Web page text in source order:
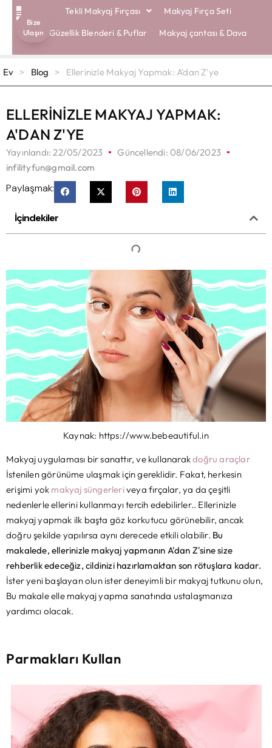
Bize
Ulaşın
Tekli Makyaj Fırçası
Makyaj Fırça Seti
Güzellik Blenderi & Puflar
Makyaj çantası & Dava
Ev > Blog > Ellerinizle Makyaj Yapmak: A'dan Z'ye
ELLERINIZLE MAKYAJ YAPMAK:
A'DAN Z'YE
Yayınlandı:22/05/2023
Güncellendi: 08/06/2023
infilityfun@gmail.com
Paylaşmak:
İçindekiler
Kaynak: https://www.bebeautiful.in
Makyaj uygulaması bir sanattır, ve kullanarakdoğru araçlar
İstenilen görünüme ulaşmak için gereklidir. Fakat, herkesin
erişimi yok makyaj süngerleriveya fırçalar, ya da çeşitli
nedenlerle ellerini kullanmayı tercih edebilirler.. Ellerinizle
makyaj yapmak ilk başta göz korkutucu görünebilir, ancak
doğru şekilde yapılırsa aynı derecede etkili olabilir. Bu
makalede, ellerinizle makyaj yapmanın A'dan Z'sine size
rehberlik edeceğiz, cildinizi hazırlamaktan son rötuşlara kadar.
İster yeni başlayan olun ister deneyimli bir makyaj tutkunu olun,
Bu makale elle makyaj yapma sanatında ustalaşmanıza
yardımcı olacak.
Parmakları Kullan